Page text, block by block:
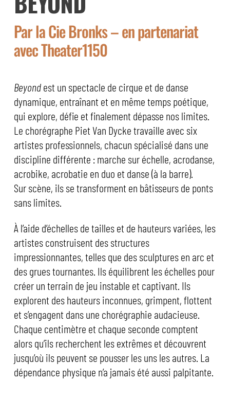
Par la Cie Bronks – en partenariat
avec Theater1150
Beyondest un spectacle de cirque et de danse
dynamique, entraînant et en même temps poétique,
qui explore, défie et finalement dépasse nos limites.
Le chorégraphe Piet Van Dycke travaille avec six
artistes professionnels, chacun spécialisé dans une
discipline différente : marche sur échelle, acrodanse,
acrobike, acrobatie en duo et danse (à la barre).
Sur scène, ils se transforment en bâtisseurs de ponts
sans limites.
À l’aide d’échelles de tailles et de hauteurs variées, les
artistes construisent des structures
impressionnantes, telles que des sculptures en arc et
des grues tournantes. Ils équilibrent les échelles pour
créer un terrain de jeu instable et captivant. Ils
explorent des hauteurs inconnues, grimpent, flottent
et s’engagent dans une chorégraphie audacieuse.
Chaque centimètre et chaque seconde comptent
alors qu’ils recherchent les extrêmes et découvrent
jusqu’où ils peuvent se pousser les uns les autres. La
dépendance physique n’a jamais été aussi palpitante.